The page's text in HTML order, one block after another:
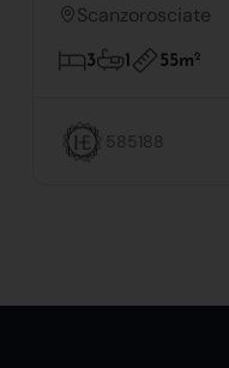
Scanzorosciate
3 1 55m2
585188